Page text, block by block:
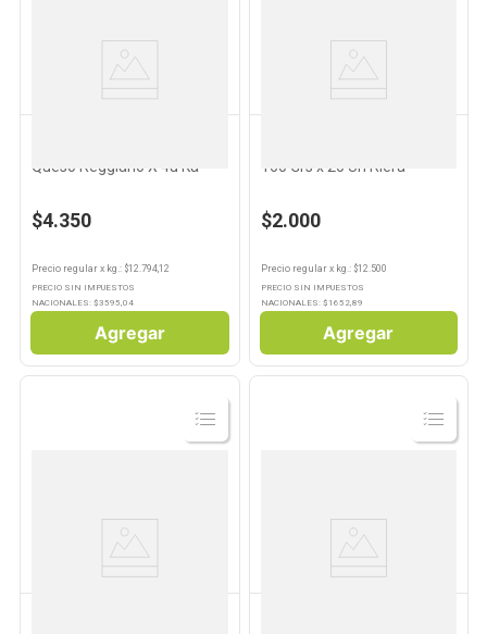
Ver
Producto
Queso Reggiano X 4u Ka
$4.350
Precio regular x kg.: $12.794,12
PRECIO SIN IMPUESTOS
NACIONALES: $3595,04
Agregar
Ver
Producto
160 Grs x 20 Un Riera
$2.000
Precio regularx kg.: $12.500
PRECIO SIN IMPUESTOS
NACIONALES: $ 1652,89
Agregar
Ver
Producto
Ver
Producto